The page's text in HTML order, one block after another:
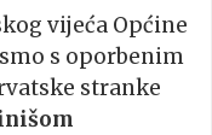
vijeća Općine
s oporbenim
stranke